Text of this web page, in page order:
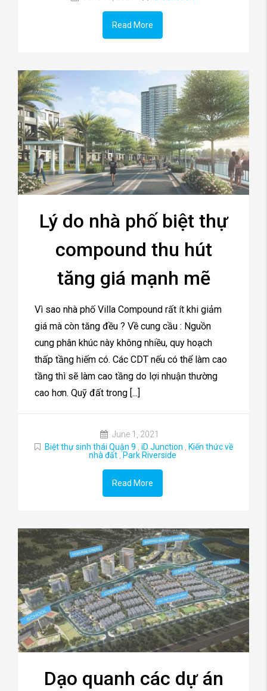
Read More
Lý do nhà phố biệt thự
compound thu hút
tăng giá mạnh mẽ
Vì sao nhà phố Villa Compound rất ít khi giảm
giá mà còn tăng đều ? Về cung cầu : Nguồn
cung phân khúc này không nhiều, quy hoạch
thấp tầng hiếm có. Các CDT nếu có thể làm cao
tầng thì sẽ làm cao tầng do lợi nhuận thường
cao hơn. Quỹ đất trong [...]
June 1, 2021
Biệt thự sinh thái Quận 9
iD Junction
Kiến thức về
nhà đất
Park Riverside
Read More
Dạo quanh các dự án